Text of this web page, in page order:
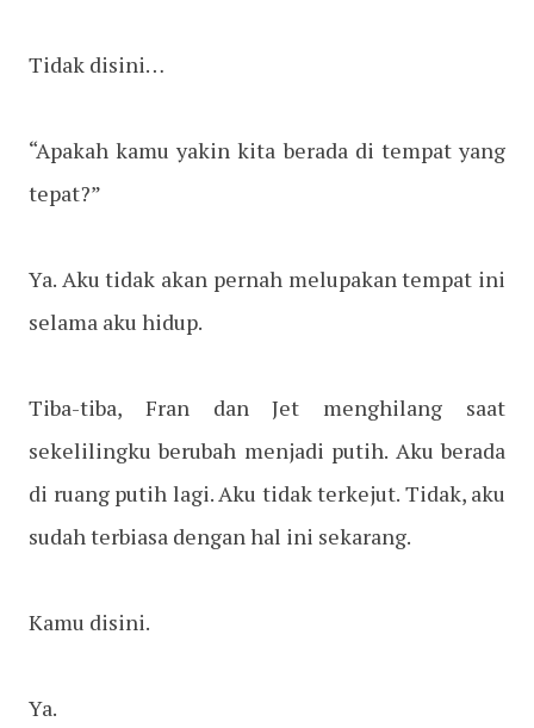
Tidak disini…
“Apakah kamu yakin kita berada di tempat yang
tepat?”
Ya. Aku tidak akan pernah melupakan tempat ini
selama aku hidup.
Tiba-tiba, Fran dan Jet menghilang saat
sekelilingku berubah menjadi putih. Aku berada
di ruang putih lagi. Aku tidak terkejut. Tidak, aku
sudah terbiasa dengan hal ini sekarang.
Kamu disini.
Ya.